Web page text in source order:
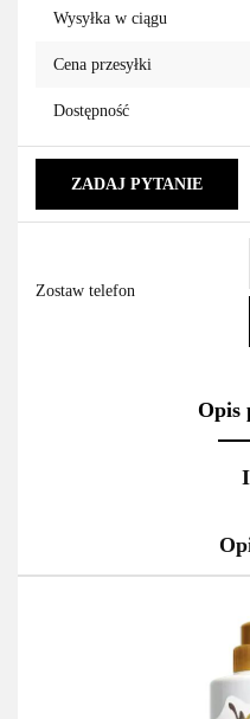
Wysyłka w ciągu
Cena przesyłki
Dostępność
ZADAJ PYTANIE
Zostaw telefon
Opis